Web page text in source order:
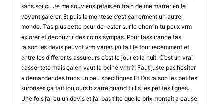
sans souci. Je me souviens j’etais en train de me marrer en le
voyant galerer. Et puis la montese c’est carrerment un autre
monde. T’as plus cette peur de rester sur le chemin tu peux vrm
exlorer et decouvrir des coins sympas. Pour l’assurance t’as
raison les devis peuvnt vrm varier. jai fait le tour recemment et
entre les differents assureurs c’est le jour et la nuit. C’est un vrai
casse-tete mais ça en vaut la peine vrm ?. Faut juste pas hesiter
a demander des trucs un peu specifiques Et t’as raison les petites
surprises ça fait toujours bizarre quand tu lis les petites lignes.
Une fois j’ai eu un devis et j’ai pas tilte que le prix montait a cause